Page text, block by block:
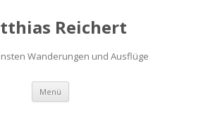
Reichert
Wanderungen und Ausflüge
Menü Zum
springen